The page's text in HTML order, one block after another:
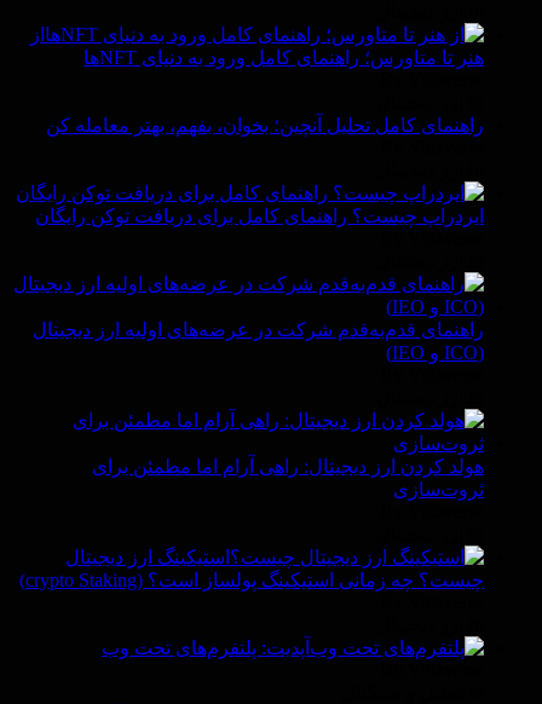
از
هنر تا متاورس؛ راهنمای کامل ورود به دنیای NFTها
راهنمای کامل تحلیل آنچین؛ بخوان، بفهم، بهتر معامله کن
ایردراپ چیست؟ راهنمای کامل برای دریافت توکن رایگان
راهنمای قدم‌به‌قدم شرکت در عرضه‌های اولیه ارز دیجیتال
(ICO و IEO)
هولد کردن ارز دیجیتال: راهی آرام اما مطمئن برای
ثروت‌سازی
استیکینگ ارز دیجیتال
چیست؟ چه زمانی استیکینگ پولساز است؟ (crypto Staking)
آپدیت: پلتفرم‌های تحت وب